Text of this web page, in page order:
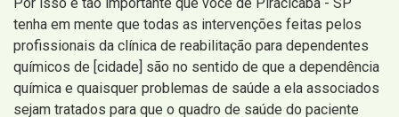
tenha em mente que todas as intervenções feitas pelos
profissionais da clínica de reabilitação para dependentes
químicos de [cidade] são no sentido de que a dependência
química e quaisquer problemas de saúde a ela associados
sejam tratados para que o quadro de saúde do paciente